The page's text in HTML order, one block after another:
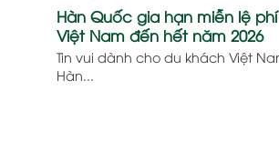
Hàn Quốc gia hạn miễn lệ
Việt Nam đến hết năm 2026
Tin vui dành cho du khách Việt
Hàn...